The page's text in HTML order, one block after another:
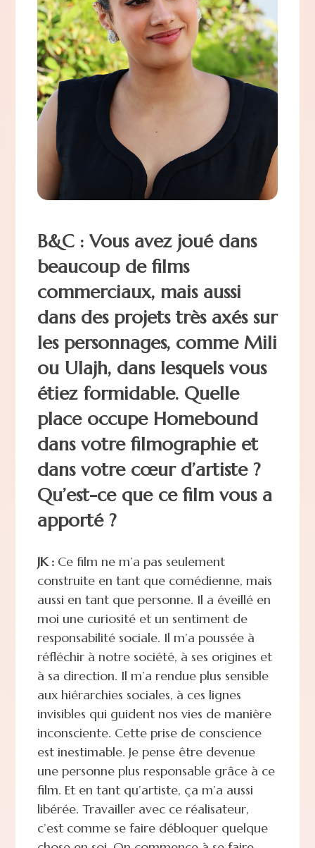
B&C : Vous avez joué dans
beaucoup de films
commerciaux, mais aussi
dans des projets très axés sur
les personnages, comme Mili
ou Ulajh, dans lesquels vous
étiez formidable. Quelle
place occupe Homebound
dans votre filmographie et
dans votre cœur d’artiste ?
Qu’est-ce que ce film vous a
apporté ?
JK :Ce film ne m’a pas seulement
construite en tant que comédienne, mais
aussi en tant que personne. Il a éveillé en
moi une curiosité et un sentiment de
responsabilité sociale. Il m’a poussée à
réfléchir à notre société, à ses origines et
à sa direction. Il m’a rendue plus sensible
aux hiérarchies sociales, à ces lignes
invisibles qui guident nos vies de manière
inconsciente. Cette prise de conscience
est inestimable. Je pense être devenue
une personne plus responsable grâce à ce
film. Et en tant qu’artiste, ça m’a aussi
libérée. Travailler avec ce réalisateur,
c’est comme se faire débloquer quelque